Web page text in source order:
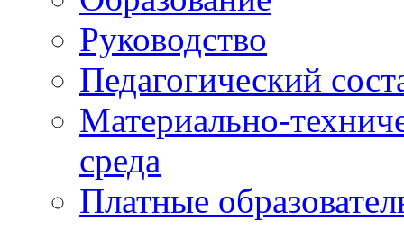
Руководство
Педагогический
Материально-
среда
Платные